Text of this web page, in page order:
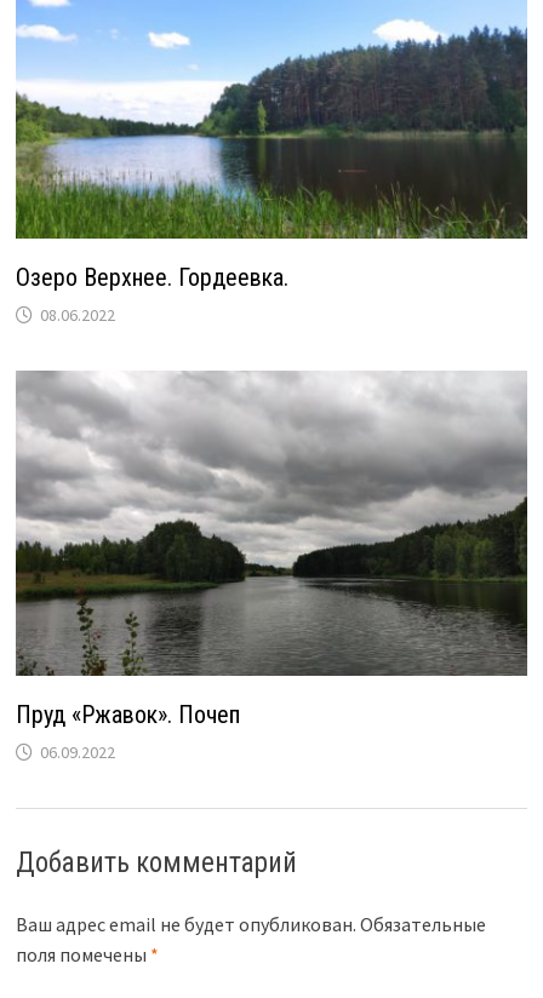
Озеро Верхнее. Гордеевка.
08.06.2022
Пруд «Ржавок». Почеп
06.09.2022
Добавить комментарий
Ваш адрес email не будет опубликован. Обязательные
поля помечены *